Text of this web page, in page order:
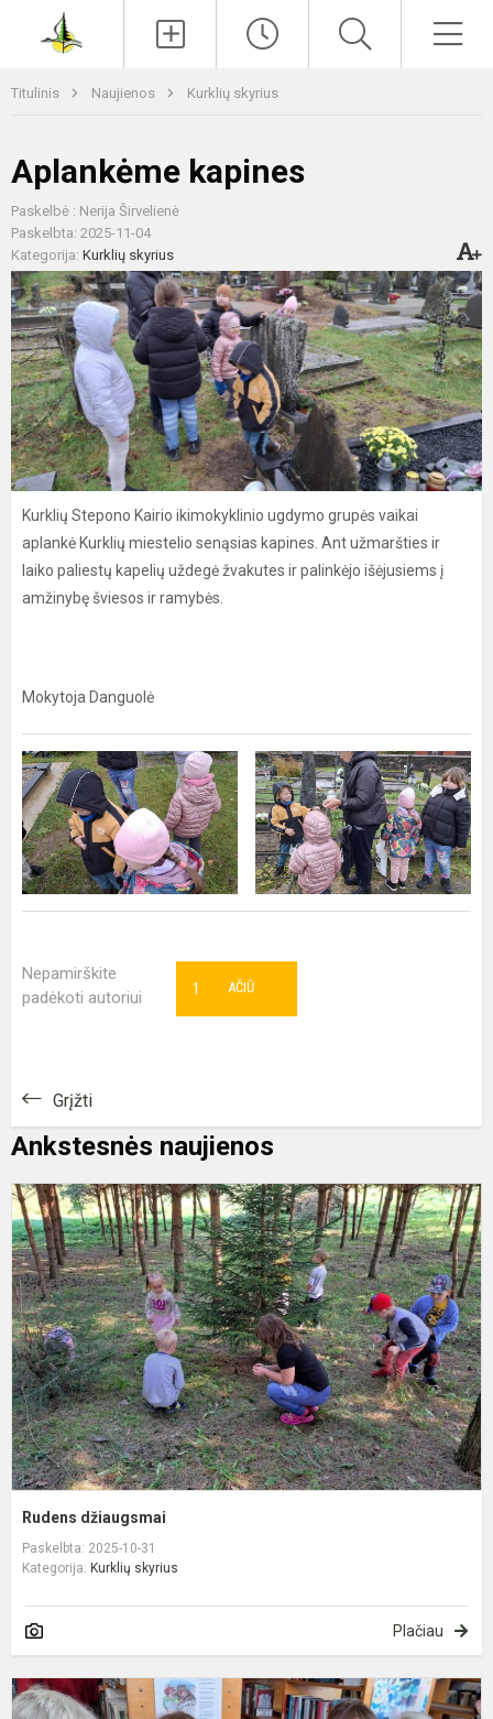
Titulinis Naujienos Kurklių skyrius
Aplankėme kapines
Paskelbė : Nerija Širvelienė
Paskelbta: 2025-11-04
Kategorija: Kurklių skyrius
Kurklių Stepono Kairio ikimokyklinio ugdymo grupės vaikai
aplankė Kurklių miestelio senąsias kapines. Ant užmaršties ir
laiko paliestų kapelių uždegė žvakutes ir palinkėjo išėjusiems į
amžinybę šviesos ir ramybės.
Mokytoja Danguolė
Nepamirškite
padėkoti autoriui
AČIŪ
1
Grįžti
Ankstesnės naujienos
Rudens džiaugsmai
Paskelbta: 2025-10-31
Kategorija: Kurklių skyrius
Plačiau